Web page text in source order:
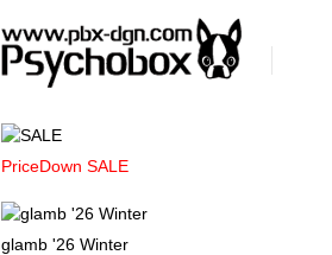
PriceDown SALE
glamb '26 Winter